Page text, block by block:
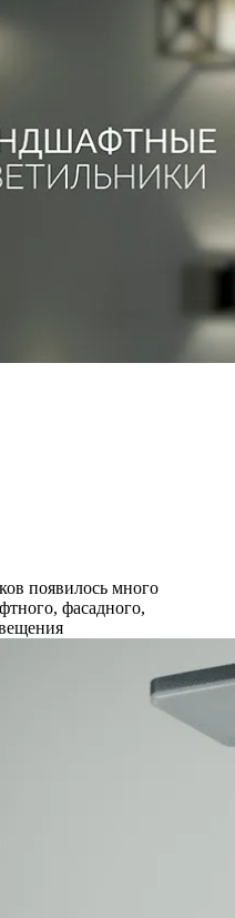
появилось много
фасадного,